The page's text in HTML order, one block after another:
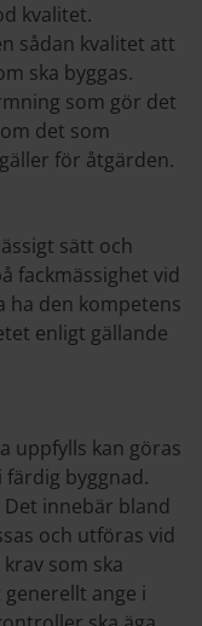
kvalitet.
sådan kvalitet att
ska byggas.
som gör det
det som
för åtgärden.
sätt och
fackmässighet vid
den kompetens
enligt gällande
uppfylls kan göras
byggnad.
innebär bland
och utföras vid
som ska
ange i